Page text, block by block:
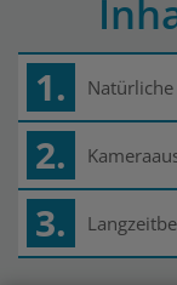
1.
2.
3.